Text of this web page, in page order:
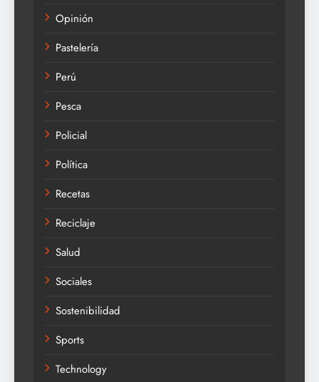
Opinión
Pastelería
Perú
Pesca
Policial
Política
Recetas
Reciclaje
Salud
Sociales
Sostenibilidad
Sports
Technology